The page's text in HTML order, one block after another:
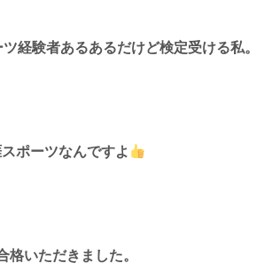
ツ経験者あるあるだけど検定受ける私。
ポーツなんですよ
格いただきました。